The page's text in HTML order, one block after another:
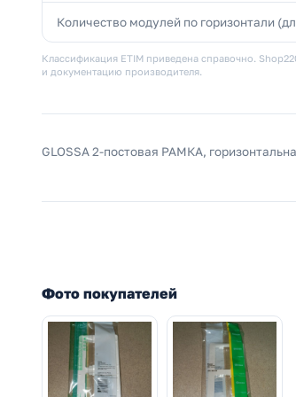
Количество модулей по горизонтали
Классификация ETIM приведена справочно.
и документацию производителя.
GLOSSA 2-постовая РАМКА,
Фото покупателей